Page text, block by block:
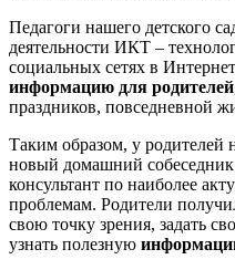
Педагоги нашего детского
деятельности ИКТ –
социальных сетях в
информацию для родителей
праздников, повседневной
Таким образом, у родителей
новый домашний
консультант по наиболее
проблемам. Родители
свою точку зрения, задать
узнать полезную